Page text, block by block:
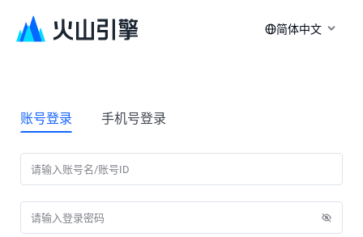
简体中文
账号登录 手机号登录